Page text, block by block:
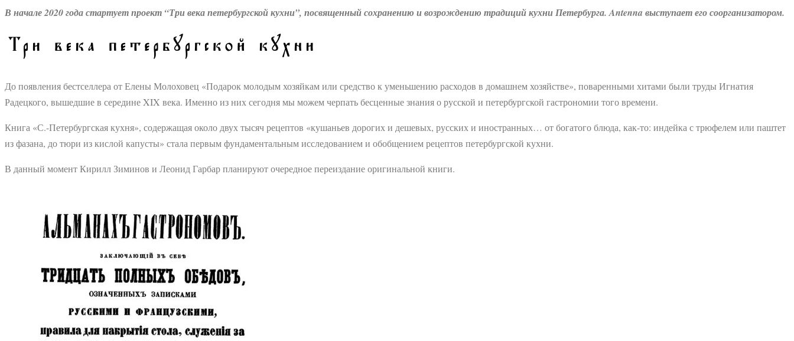
В начале 2020 года стартует проект “Три века петербургской кухни”, посвященный сохранению и возрождению традиций кухни Петербурга. Antenna выступает его соорганизатором.
До появления бестселлера от Елены Молоховец «Подарок молодым хозяйкам или средство к уменьшению расходов в домашнем хозяйстве», поваренными хитами были труды Игнатия
Радецкого, вышедшие в середине XIX века. Именно из них сегодня мы можем черпать бесценные знания о русской и петербургской гастрономии того времени.
Книга «С.-Петербургская кухня», содержащая около двух тысяч рецептов «кушаньев дорогих и дешевых, русских и иностранных… от богатого блюда, как-то: индейка с трюфелем или паштет
из фазана, до тюри из кислой капусты» стала первым фундаментальным исследованием и обобщением рецептов петербургской кухни.
В данный момент Кирилл Зиминов и Леонид Гарбар планируют очередное переиздание оригинальной книги.